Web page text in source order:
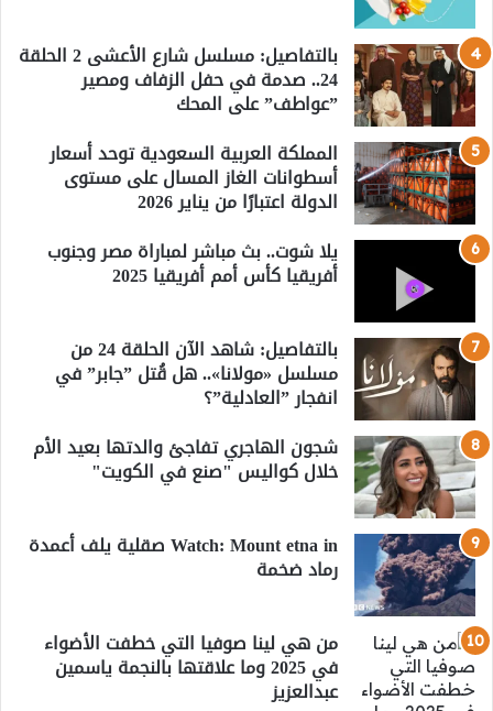
بالتفاصيل: مسلسل شارع الأعشى 2 الحلقة
24.. صدمة في حفل الزفاف ومصير
”عواطف” على المحك
المملكة العربية السعودية توحد أسعار
أسطوانات الغاز المسال على مستوى
الدولة اعتبارًا من يناير 2026
يلا شوت.. بث مباشر لمباراة مصر وجنوب
أفريقيا كأس أمم أفريقيا 2025
بالتفاصيل: شاهد الآن الحلقة 24 من
مسلسل «مولانا».. هل قُتل ”جابر” في
انفجار ”العادلية”؟
شجون الهاجري تفاجئ والدتها بعيد الأم
خلال كواليس "صنع في الكويت"
Watch: Mount etna in صقلية يلف أعمدة
رماد ضخمة
من هي لينا صوفيا التي خطفت الأضواء
في 2025 وما علاقتها بالنجمة ياسمين
عبدالعزيز